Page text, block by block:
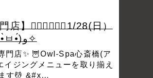
】💆🏻‍♀️💆🏻‍♂️1/28(日）
本日のご予約状況(๑•̀ㅂ•́)و✧
門店✨ 🦉Owl-Spa心斎橋(ア
ジングメニューを取り揃え
す💆 &#x…